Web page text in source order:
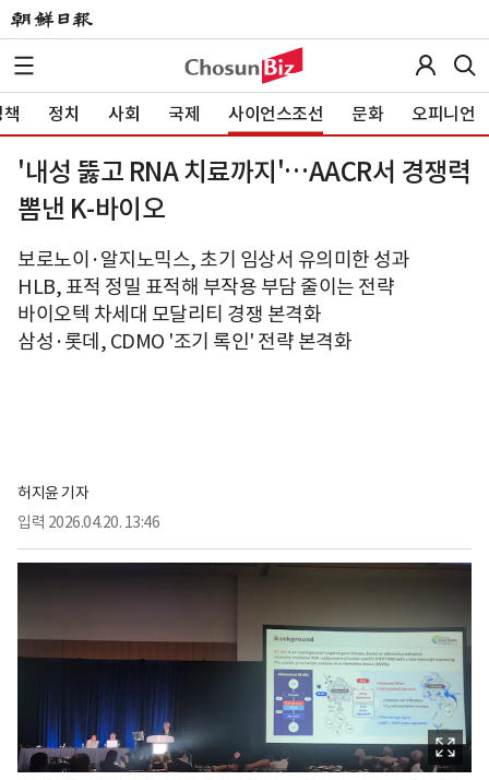
정치 사회 국제 사이언스조선 문화 오피니언
'내성 뚫고 RNA 치료까지'…AACR서 경쟁력
뽐낸 K-바이오
보로노이·알지노믹스, 초기 임상서 유의미한 성과
HLB, 표적 정밀 표적해 부작용 부담 줄이는 전략
바이오텍 차세대 모달리티 경쟁 본격화
삼성·롯데, CDMO '조기 록인' 전략 본격화
허지윤 기자
입력 2026.04.20. 13:46